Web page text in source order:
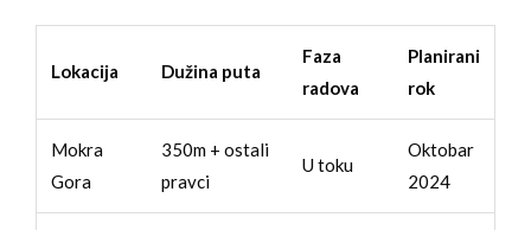
Lokacija Dužina puta
Faza
radova
Planirani
rok
Mokra
Gora
350m + ostali
pravci
U toku
Oktobar
2024